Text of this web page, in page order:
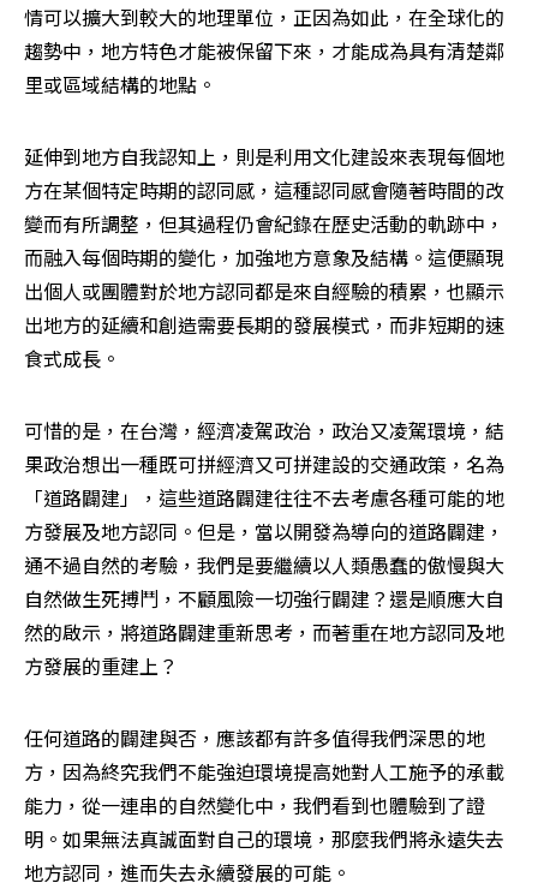
情可以擴大到較大的地理單位，正因為如此，在全球化的
趨勢中，地方特色才能被保留下來，才能成為具有清楚鄰
里或區域結構的地點。
延伸到地方自我認知上，則是利用文化建設來表現每個地
方在某個特定時期的認同感，這種認同感會隨著時間的改
變而有所調整，但其過程仍會紀錄在歷史活動的軌跡中，
而融入每個時期的變化，加強地方意象及結構。這便顯現
出個人或團體對於地方認同都是來自經驗的積累，也顯示
出地方的延續和創造需要長期的發展模式，而非短期的速
食式成長。
可惜的是，在台灣，經濟凌駕政治，政治又凌駕環境，結
果政治想出一種既可拼經濟又可拼建設的交通政策，名為
「道路闢建」，這些道路闢建往往不去考慮各種可能的地
方發展及地方認同。但是，當以開發為導向的道路闢建，
通不過自然的考驗，我們是要繼續以人類愚蠢的傲慢與大
自然做生死搏鬥，不顧風險一切強行闢建？還是順應大自
然的啟示，將道路闢建重新思考，而著重在地方認同及地
方發展的重建上？
任何道路的闢建與否，應該都有許多值得我們深思的地
方，因為終究我們不能強迫環境提高她對人工施予的承載
能力，從一連串的自然變化中，我們看到也體驗到了證
明。如果無法真誠面對自己的環境，那麼我們將永遠失去
地方認同，進而失去永續發展的可能。